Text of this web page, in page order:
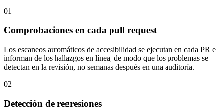
01
Comprobaciones en cada pull request
Los escaneos automáticos de accesibilidad se ejecutan en cada PR e
informan de los hallazgos en línea, de modo que los problemas se
detectan en la revisión, no semanas después en una auditoría.
02
Detección de regresiones